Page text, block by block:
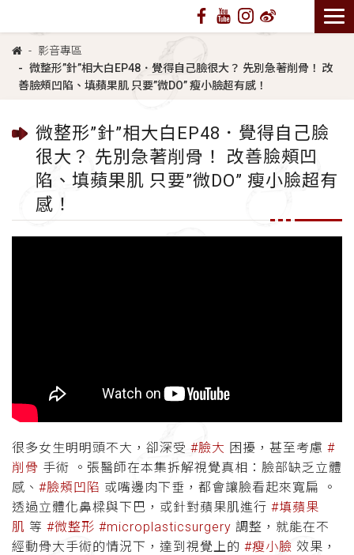
影音專區
微整形”針”相大白EP48．覺得自己臉很大？ 先別急著削骨！ 改
善臉頰凹陷、填蘋果肌 只要”微DO” 瘦小臉超有感！
微整形”針”相大白EP48．覺得自己臉
很大？ 先別急著削骨！ 改善臉頰凹
陷、填蘋果肌 只要”微DO” 瘦小臉超有
感！
很多女生明明頭不大，卻深受 #臉大 困擾，甚至考慮 #
削骨 手術 。張醫師在本集拆解視覺真相：臉部缺乏立體
感、 #臉頰凹陷 或嘴邊肉下垂，都會讓臉看起來寬扁 。
透過立體化鼻樑與下巴，或針對蘋果肌進行 #填蘋果
肌 等 #微整形 #microplasticsurgery 調整，就能在不
經動骨大手術的情況下，達到視覺上的 #瘦小臉 效果，